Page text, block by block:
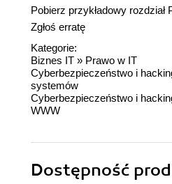
Pobierz przykładowy rozdział
Zgłoś erratę
Kategorie:
Biznes IT » Prawo w IT
Cyberbezpieczeństwo i
systemów
Cyberbezpieczeństwo i
WWW
Dostępność